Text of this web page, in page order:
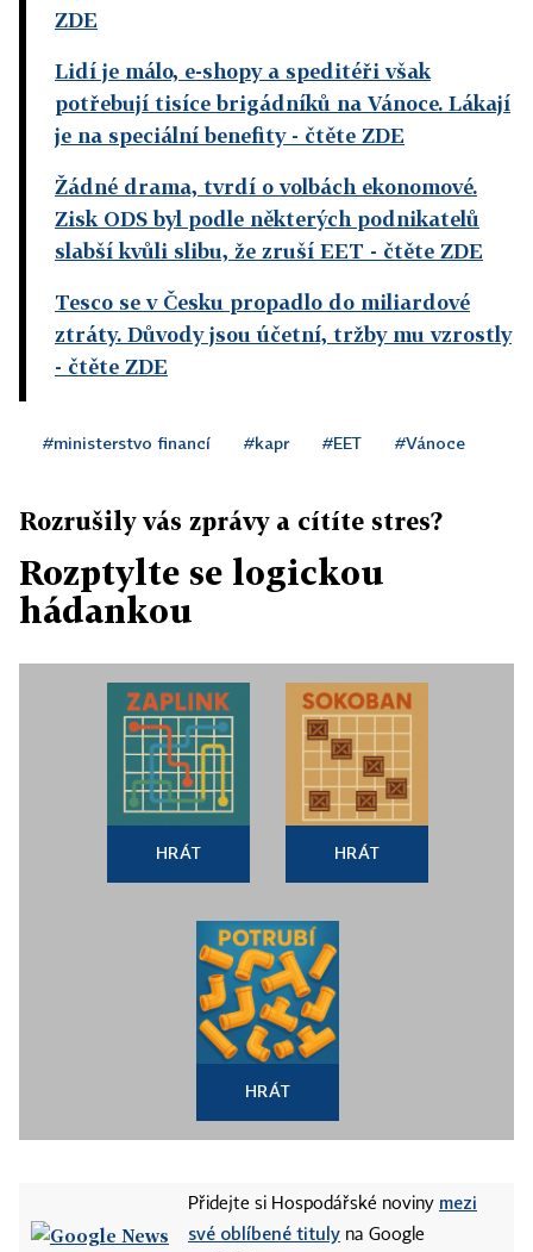
ZDE
Lidí je málo, e-shopy a speditéři však
potřebují tisíce brigádníků na Vánoce. Lákají
je na speciální benefity- čtěte ZDE
Žádné drama, tvrdí o volbách ekonomové.
Zisk ODS byl podle některých podnikatelů
slabší kvůli slibu, že zruší EET - čtěte ZDE
Tesco se v Česku propadlo do miliardové
ztráty. Důvody jsou účetní, tržby mu vzrostly
- čtěte ZDE
#ministerstvo financí #kapr #EET #Vánoce
Rozrušily vás zprávy a cítíte stres?
Rozptylte se logickou
hádankou
HRÁT HRÁT
HRÁT
Přidejte si Hospodářské noviny mezi
své oblíbené tituly na Google